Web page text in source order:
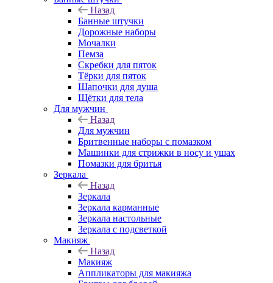
Назад
Банные штучки
Дорожные наборы
Мочалки
Пемза
Скребки для пяток
Тёрки для пяток
Шапочки для душа
Щётки для тела
Для мужчин
Назад
Для мужчин
Бритвенные наборы с помазком
Машинки для стрижки в носу и ушах
Помазки для бритья
Зеркала
Назад
Зеркала
Зеркала карманные
Зеркала настольные
Зеркала с подсветкой
Макияж
Назад
Макияж
Аппликаторы для макияжа